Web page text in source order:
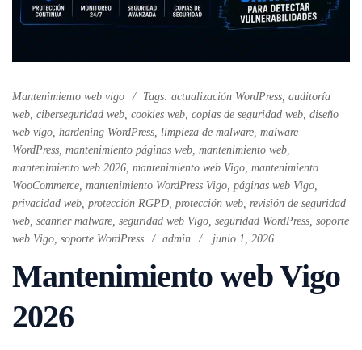
Mantenimiento web vigo Tags: actualización WordPress, auditoría
web, ciberseguridad web, cookies web, copias de seguridad web, diseño
web vigo, hardening WordPress, limpieza de malware, malware
WordPress, mantenimiento páginas web, mantenimiento web,
mantenimiento web 2026, mantenimiento web Vigo, mantenimiento
WooCommerce, mantenimiento WordPress Vigo, páginas web Vigo,
privacidad web, protección RGPD, protección web, revisión de seguridad
web, scanner malware, seguridad web Vigo, seguridad WordPress, soporte
web Vigo, soporte WordPress admin junio 1, 2026
Mantenimiento web Vigo
2026